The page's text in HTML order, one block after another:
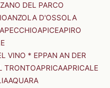
DEL PARCO
ANZOLA D'OSSOLA
APECCHIOAPICEAPIRO
VINO * EPPAN AN DER
TRONTOAPRICAAPRICALE
AQUARA